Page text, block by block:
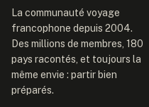
La communauté voyage
francophone depuis 2004.
Des millions de membres, 180
pays racontés, et toujours la
même envie : partir bien
préparés.